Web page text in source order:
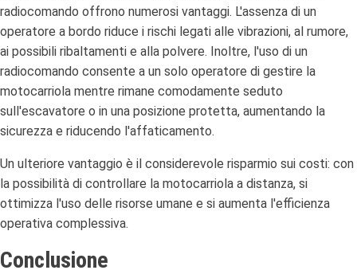
radiocomando offrono numerosi vantaggi. L'assenza di un
operatore a bordo riduce i rischi legati alle vibrazioni, al rumore,
ai possibili ribaltamenti e alla polvere. Inoltre, l'uso di un
radiocomando consente a un solo operatore di gestire la
motocarriola mentre rimane comodamente seduto
sull'escavatore o in una posizione protetta, aumentando la
sicurezza e riducendo l'affaticamento.
Un ulteriore vantaggio è il considerevole risparmio sui costi: con
la possibilità di controllare la motocarriola a distanza, si
ottimizza l'uso delle risorse umane e si aumenta l'efficienza
operativa complessiva.
Conclusione